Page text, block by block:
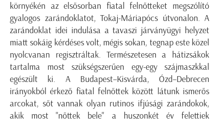
környékén az elsősorban fiatal felnőtteket megszólító
gyalogos zarándoklatot, Tokaj-Máriapócs útvonalon. A
zarándoklat idei indulása a tavaszi járványügyi helyzet
miatt sokáig kérdéses volt, mégis sokan, tegnap este közel
nyolcvanan regisztráltak. Természetesen a hátizsákok
tartalma most szükségszerűen egy-egy szájmaszkkal
egészült ki. A Budapest–Kisvárda, Ózd–Debrecen
irányokból érkező fiatal felnőttek között látunk ismerős
arcokat, sőt vannak olyan rutinos ifjúsági zarándokok,
akik most "nőttek bele" a huszonkét év felettiek